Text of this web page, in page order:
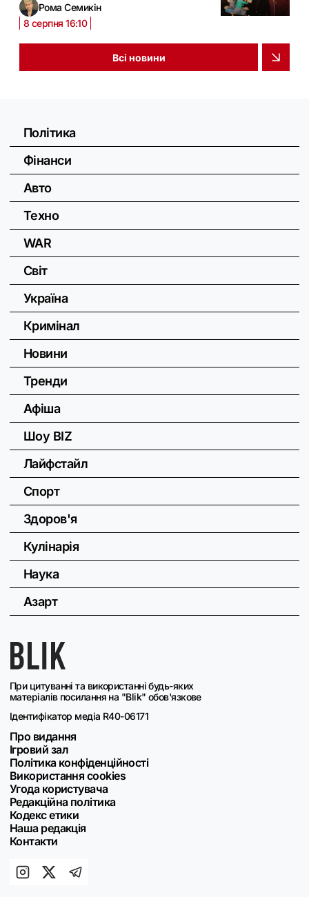
Рома Семикін
8 серпня 16:10
Всі новини
При цитуванні та використанні будь-яких
матеріалів посилання на "Blik" обов'язкове
Ідентифікатор медіа R40-06171
Про видання
Ігровий зал
Політика конфіденційності
Використання cookies
Угода користувача
Редакційна політика
Кодекс етики
Наша редакція
Контакти
Політика
Фінанси
Авто
Техно
WAR
Світ
Україна
Кримінал
Новини
Тренди
Афіша
Шоу BIZ
Лайфстайл
Спорт
Здоров'я
Кулінарія
Наука
Азарт